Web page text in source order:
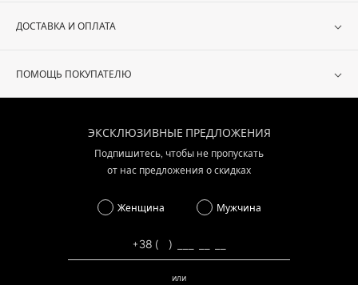
ДОСТАВКА И ОПЛАТА
ПОМОЩЬ ПОКУПАТЕЛЮ
ЭКСКЛЮЗИВНЫЕ ПРЕДЛОЖЕНИЯ
Подпишитесь, чтобы не пропускать
от нас предложения о скидках
Женщина Мужчина
или